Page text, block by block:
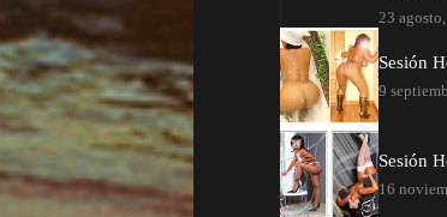
23
Sesión
9
Sesión
16